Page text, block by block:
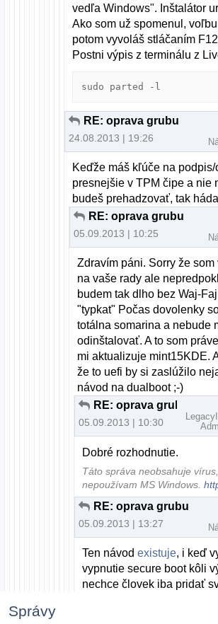
vedľa Windows". Inštalátor
Ako som už spomenul,
potom vyvoláš stláčaním
Postni výpis z terminálu z
sudo parted -l
RE: oprava grubu
24.08.2013 | 19:26
Keďže máš kľúče na
presnejšie v TPM čipe a nie
budeš prehadzovať, tak
RE: oprava grubu
05.09.2013 | 10:25
Zdravím páni. Sorry že som
na vaše rady ale
budem tak dlho bez Waj-
"typkat" Počas dovolenky
totálna somarina a nebude
odinštalovať. A to som
mi aktualizuje mint15KDE.
že to uefi by si zaslúžilo
návod na dualboot ;-)
RE: oprava grubu
05.09.2013 | 10:30
Dobré rozhodnutie.
Táto správa neobsahuje
nepoužívam MS Windows.
RE: oprava grubu
05.09.2013 | 13:27
Ten návodexistuje, i keď
vypnutie secure boot kôli
nechce človek iba pridať
Správy